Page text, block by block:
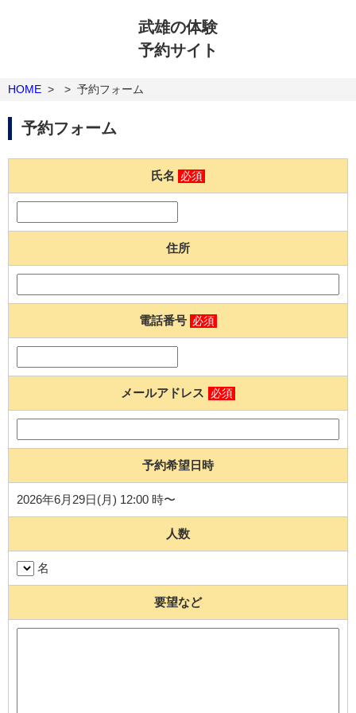
武雄の体験
予約サイト
HOME > > 予約フォーム
予約フォーム
氏名 必須
住所
電話番号 必須
メールアドレス 必須
予約希望日時
2026年6月29日(月) 12:00 時〜
人数
名
要望など